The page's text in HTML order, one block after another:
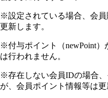
※設定されている場合、会
更新します。
※付与ポイント（newPoint
は行われません。
※存在しない会員IDの場合
が、会員ポイント情報等は更